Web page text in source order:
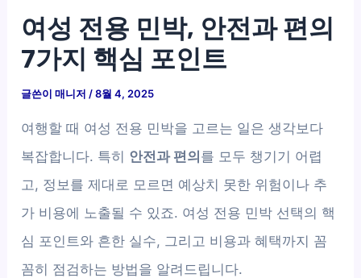
여성 전용 민박, 안전과 편의
7가지 핵심 포인트
글쓴이매니저 /8월 4, 2025
여행할 때 여성 전용 민박을 고르는 일은 생각보다
복잡합니다. 특히 안전과 편의 를 모두 챙기기 어렵
고, 정보를 제대로 모르면 예상치 못한 위험이나 추
가 비용에 노출될 수 있죠. 여성 전용 민박 선택의 핵
심 포인트와 흔한 실수, 그리고 비용과 혜택까지 꼼
꼼히 점검하는 방법을 알려드립니다.